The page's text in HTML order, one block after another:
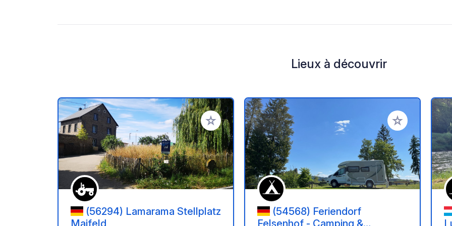
Lieux à découvrir
Ajouter à vos favoris
(56294) Lamarama Stellplatz
Maifeld
Ajouter à vos
(54568) Feriendorf
Felsenhof - Camping &